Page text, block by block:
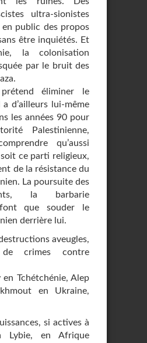
ultra-sionistes
public des propos
être inquiétés. Et
la colonisation
par le bruit des
prétend éliminer le
a d’ailleurs lui-même
les années 90 pour
Palestinienne,
qu’aussi
ce parti religieux,
de la résistance du
La poursuite des
la barbarie
que souder le
derrière lui.
aveugles,
crimes contre
Tchétchénie, Alep
en Ukraine,
si actives à
Lybie, en Afrique